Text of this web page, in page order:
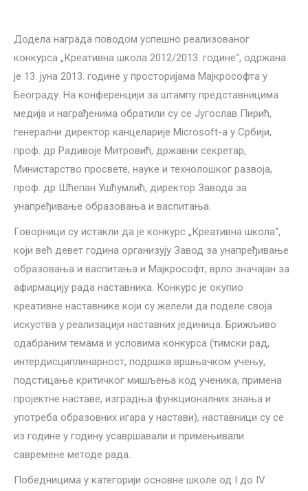
Додела награда поводом успешно реализованог
конкурса „Креативна школа 2012/2013. године“, одржана
је 13. јуна 2013. године у просторијама Мајкрософта у
Београду. На конференцији за штампу представницима
медија и награђенима обратили су се Југослав Пирић,
генерални директор канцеларије Microsoft-а у Србији,
проф. др Радивоје Митровић, државни секретар,
Министарство просвете, науке и технолошког развоја,
проф. др Шћепан Ушћумлић, директор Завода за
унапређивање образовања и васпитања.
Говорници су истакли да је конкурс „Креативна школа“,
који већ девет година организују Завод за унапређивање
образовања и васпитања и Мајкрософт, врло значајан за
афирмацију рада наставника. Конкурс је окупио
креативне наставнике који су желели да поделе своја
искуства у реализацији наставних јединица. Брижљиво
одабраним темама и условима конкурса (тимски рад,
интердисциплинарност, подршка вршњачком учењу,
подстицање критичког мишљења код ученика, примена
пројектне наставе, изградња функционалних знања и
употреба образовних игара у настави), наставници су се
из године у годину усавршавали и примењивали
савремене методе рада.
Победницима у категорији основне школе од I до IV